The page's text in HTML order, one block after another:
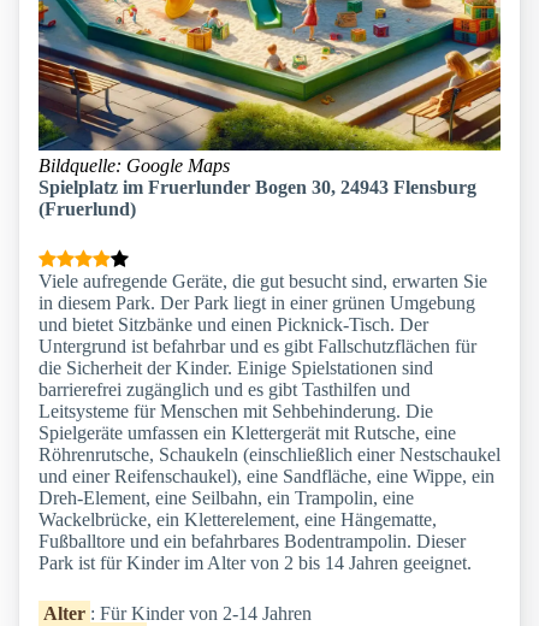
Bildquelle: Google Maps
Spielplatz im Fruerlunder Bogen 30, 24943 Flensburg
(Fruerlund)
Viele aufregende Geräte, die gut besucht sind, erwarten Sie
in diesem Park. Der Park liegt in einer grünen Umgebung
und bietet Sitzbänke und einen Picknick-Tisch. Der
Untergrund ist befahrbar und es gibt Fallschutzflächen für
die Sicherheit der Kinder. Einige Spielstationen sind
barrierefrei zugänglich und es gibt Tasthilfen und
Leitsysteme für Menschen mit Sehbehinderung. Die
Spielgeräte umfassen ein Klettergerät mit Rutsche, eine
Röhrenrutsche, Schaukeln (einschließlich einer Nestschaukel
und einer Reifenschaukel), eine Sandfläche, eine Wippe, ein
Dreh-Element, eine Seilbahn, ein Trampolin, eine
Wackelbrücke, ein Kletterelement, eine Hängematte,
Fußballtore und ein befahrbares Bodentrampolin. Dieser
Park ist für Kinder im Alter von 2 bis 14 Jahren geeignet.
Alter : Für Kinder von 2-14 Jahren